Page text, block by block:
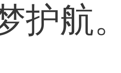
护航